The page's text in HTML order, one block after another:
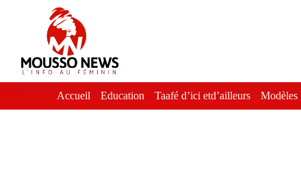
Accueil Education Taafé d’ici etd’ailleurs Modèles